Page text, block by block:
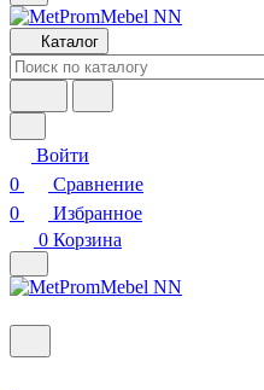
Каталог
Войти
0
Сравнение
0
Избранное
0 Корзина